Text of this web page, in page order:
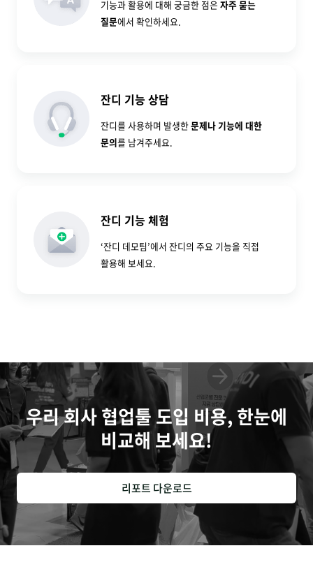
기능과 활용에 대해 궁금한 점은 자주 묻는
질문에서 확인하세요.
잔디 기능 상담
잔디를 사용하며 발생한문제나 기능에 대한
문의를 남겨주세요.
잔디 기능 체험
‘잔디 데모팀’에서 잔디의 주요 기능을 직접
활용해 보세요.
우리 회사 협업툴 도입 비용, 한눈에
비교해 보세요!
리포트 다운로드